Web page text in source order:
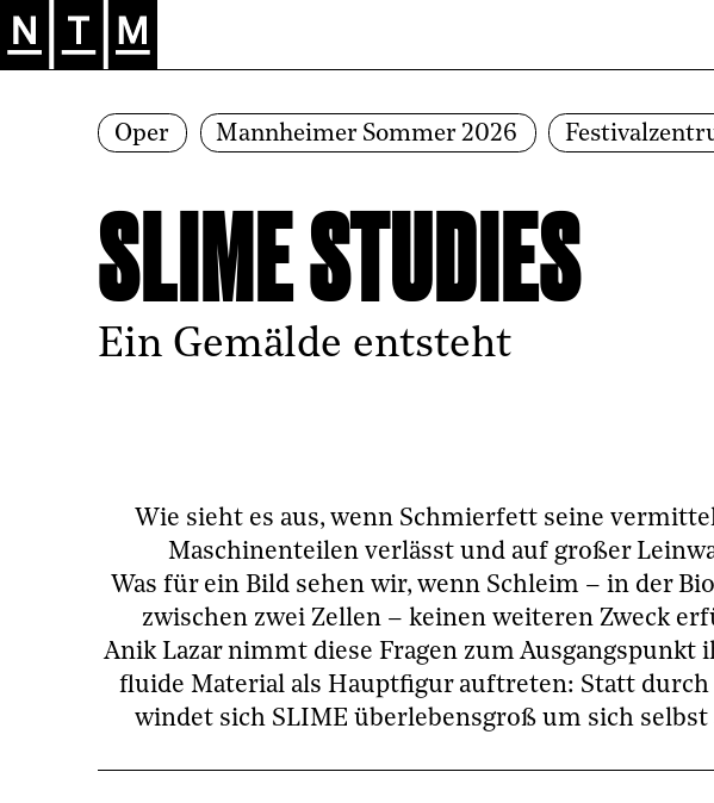
Zur Hauptnavigation springen Zum
Oper Mannheimer Sommer 2026
SLIME STUDIES
Ein Gemälde entsteht
Wie sieht es aus, wenn Schmierfett seine
Maschinenteilen verlässt und auf großer
Was für ein Bild sehen wir, wenn Schleim – in der
zwischen zwei Zellen – keinen weiteren Zweck
Anik Lazar nimmt diese Fragen zum Ausgangspunkt
fluide Material als Hauptfigur auftreten: Statt
windet sich SLIME überlebensgroß um sich